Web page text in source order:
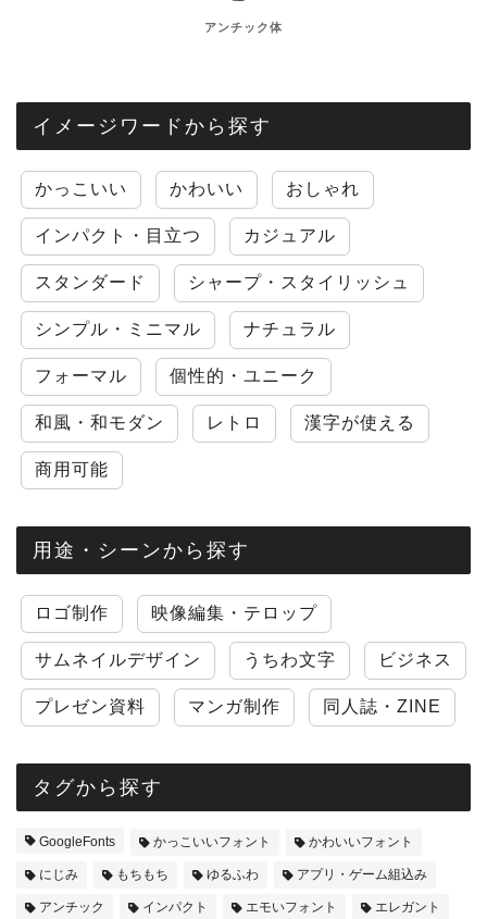
アンチック体
イメージワードから探す
かっこいい かわいい おしゃれ
インパクト・目立つ カジュアル
スタンダード シャープ・スタイリッシュ
シンプル・ミニマル ナチュラル
フォーマル 個性的・ユニーク
和風・和モダン レトロ 漢字が使える
商用可能
用途・シーンから探す
ロゴ制作 映像編集・テロップ
サムネイルデザイン うちわ文字 ビジネス
プレゼン資料 マンガ制作 同人誌・ZINE
タグから探す
GoogleFonts かっこいいフォント かわいいフォント
にじみ もちもち ゆるふわ アプリ・ゲーム組込み
アンチック インパクト エモいフォント エレガント